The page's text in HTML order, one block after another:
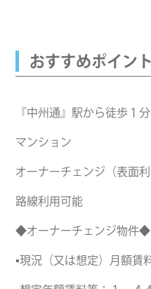
おすすめポイント
『中州通』駅から徒歩１
マンション
オーナーチェンジ（表面
路線利用可能
◆オーナーチェンジ物件◆
▪現況（又は想定）月額賃